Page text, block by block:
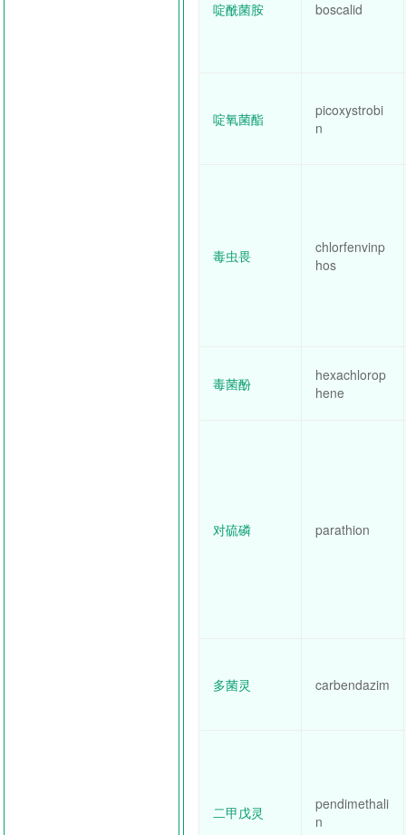
啶酰菌胺 boscalid
啶氧菌酯
picoxystrobi
n
毒虫畏
chlorfenvinp
hos
毒菌酚
hexachlorop
hene
对硫磷 parathion
多菌灵 carbendazim
二甲戊灵
pendimethali
n